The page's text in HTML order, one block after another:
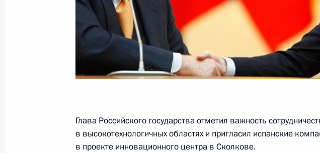
19 июля 2012 года, 17:30
Встреча с Королём Испании Хуаном Карлосом I
19 июля 2012 года, 14:30
Испании Хуану Карлосу I
19 июля 2012 года, 13:50
Глава Российского государства отметил важность
в высокотехнологичных областях и пригласил испанские
в проекте инновационного центра в Сколкове.